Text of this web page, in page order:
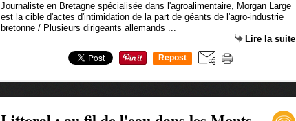
Journaliste en Bretagne spécialisée dans l'agroalimentaire, Morgan Large
est la cible d'actes d'intimidation de la part de géants de l'agro-industrie
bretonne / Plusieurs dirigeants allemands ...
Lire la suite
Repost